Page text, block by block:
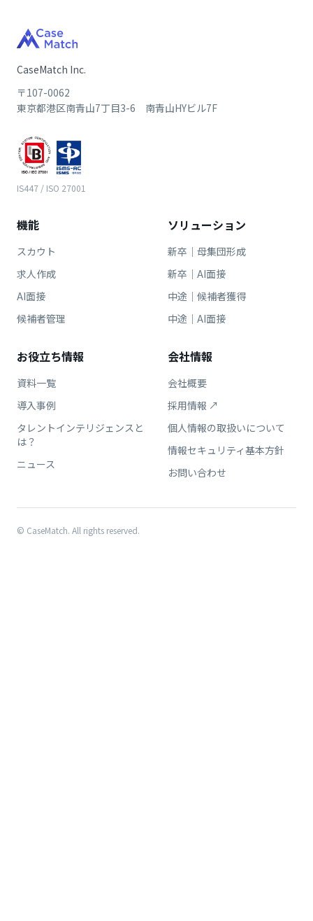
CaseMatch Inc.
〒107-0062
東京都港区南青山7丁目3-6 南青山HYビル7F
IS447 / ISO 27001
機能
スカウト
求人作成
AI面接
候補者管理
ソリューション
新卒｜母集団形成
新卒｜AI面接
中途｜候補者獲得
中途｜AI面接
お役立ち情報
資料一覧
導入事例
タレントインテリジェンスと
は？
ニュース
会社情報
会社概要
採用情報 ↗
個人情報の取扱いについて
情報セキュリティ基本方針
お問い合わせ
© CaseMatch. All rights reserved.